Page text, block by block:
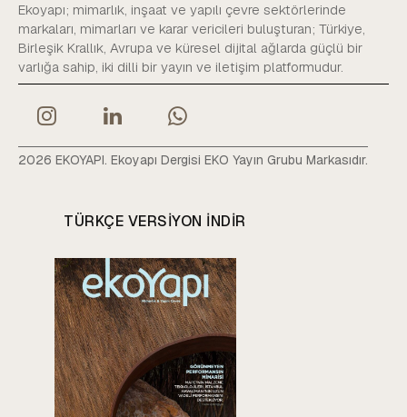
Ekoyapı; mimarlık, inşaat ve yapılı çevre sektörlerinde
markaları, mimarları ve karar vericileri buluşturan; Türkiye,
Birleşik Krallık, Avrupa ve küresel dijital ağlarda güçlü bir
varlığa sahip, iki dilli bir yayın ve iletişim platformudur.
2026 EKOYAPI. Ekoyapı Dergisi EKO Yayın Grubu Markasıdır.
TÜRKÇE VERSIYON INDIR